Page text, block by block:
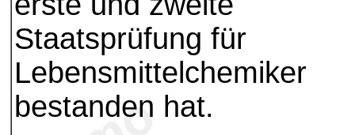
Staatsprüfung für
Lebensmittelchemiker
bestanden hat.